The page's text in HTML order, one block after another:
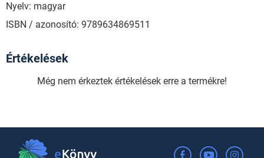
Nyelv: magyar
ISBN / azonosító: 9789634869511
Értékelések
Még nem érkeztek értékelések erre a termékre!